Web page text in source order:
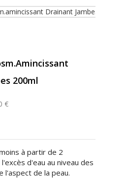
200ml
€
à partir de 2
d'eau au niveau des
l'aspect de la peau.